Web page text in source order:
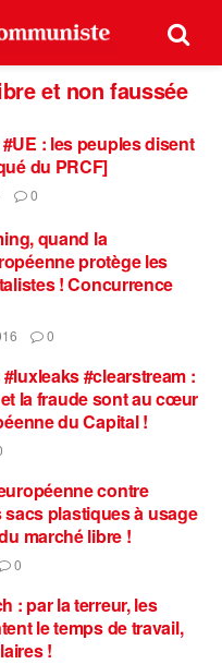
et non faussée
: les peuples disent
du PRCF]
0
quand la
protège les
! Concurrence
0
#clearstream :
la fraude sont au cœur
du Capital !
contre
sacs plastiques à usage
marché libre !
0
: par la terreur, les
le temps de travail,
!